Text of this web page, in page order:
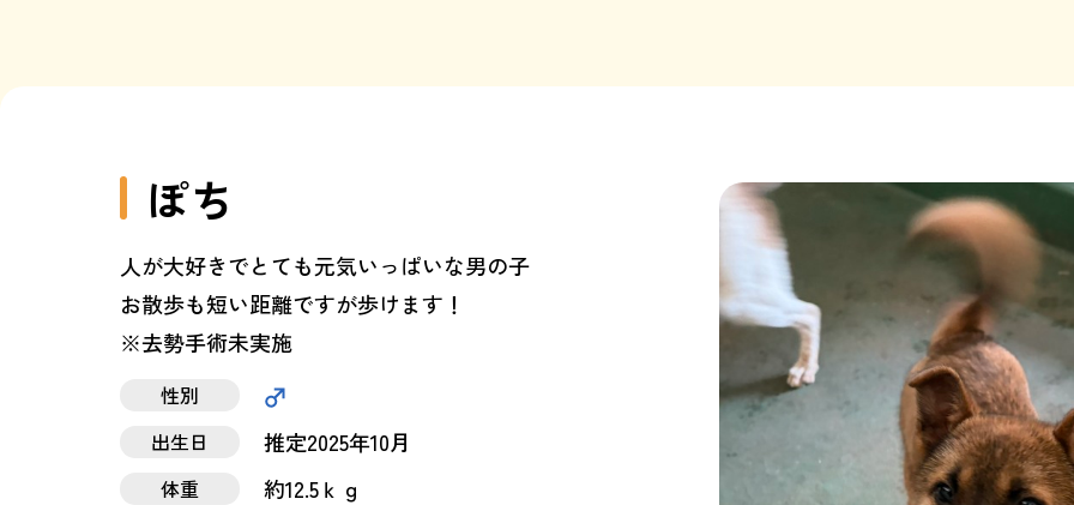
ぽち
人が大好きでとても元気いっぱいな男の子
お散歩も短い距離ですが歩けます！
※去勢手術未実施
性別
出生日
推定2025年10月
体重 約12.5ｋｇ